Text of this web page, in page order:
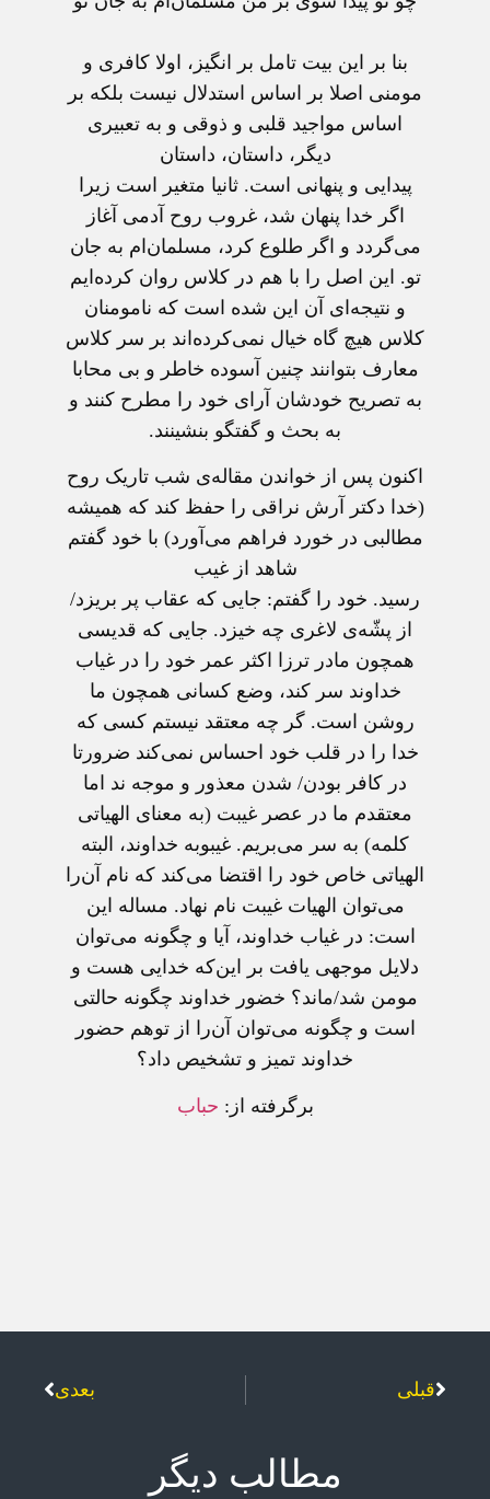
بنا بر این بیت تامل بر انگیز، اولا کافری و
مومنی اصلا بر اساس استدلال نیست بلکه بر
اساس مواجید قلبی و ذوقی و به تعبیری
دیگر، داستان، داستان
پیدایی و پنهانی است. ثانیا متغیر است زیرا
اگر خدا پنهان شد، غروب روح آدمی آغاز
می‌گردد و اگر طلوع کرد، مسلمان‌‌ام به جان
تو. این اصل را با هم در کلاس روان کرده‌ایم
و نتیجه‌ای آن این شده است که نامومنان
کلاس هیچ گاه خیال نمی‌کرده‌اند‌ بر سر کلاس
معارف بتوانند چنین آسوده خاطر و بی محابا
به تصریح خودشان آرای خود را مطرح کنند و
به بحث و گفتگو بنشینند.
اکنون پس از خواندن مقاله‌ی شب تاریک روح
(خدا دکتر آرش نراقی را حفظ کند که همیشه
مطالبی در خورد فراهم می‌آورد) با خود گفتم
شاهد از غیب
رسید. خود را گفتم: جایی که عقاب پر بریزد/
از پشّه‌ی لاغری چه خیزد. جایی که قدیسی
همچون مادر ترزا اکثر عمر خود را در غیاب
خداوند سر کند، وضع کسانی همچون ما
روشن است. گر چه معتقد نیستم کسی که
خدا را در قلب خود احساس نمی‌کند ضرورتا
در کافر بودن/ شدن معذور و موجه ند اما
معتقدم ما در عصر غیبت (به معنای الهیاتی
کلمه) به سر می‌بریم. غیبوبه خداوند، البته
الهیاتی خاص خود را اقتضا می‌کند که نام آن‌را
می‌توان الهیات غیبت نام نهاد. مساله این
است: در غیاب خداوند، آیا و چگونه می‌توان
دلایل موجهی یافت بر این‌که خدایی هست و
مومن شد/ماند؟ خضور خداوند چگونه حالتی
است و چگونه می‌توان آن‌را از توهم حضور
خداوند تمیز و تشخیص داد؟
برگرفته از: حباب
قبلی بعدی
مطالب دیگر